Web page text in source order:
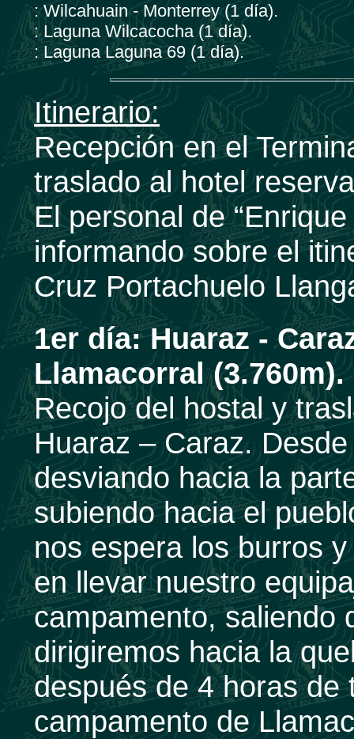
: Wilcahuain - Monterrey (1 día).
: Laguna Wilcacocha (1 día).
: Laguna Laguna 69 (1 día).
Itinerario:
Recepción en el
traslado al hotel
El personal de
informando sobre el
Cruz Portachuelo
1er día: Huaraz -
Llamacorral (3.760m).
Recojo del hostal y
Huaraz – Caraz.
desviando hacia la
subiendo hacia el
nos espera los burros
en llevar nuestro
campamento, saliendo
dirigiremos hacia la
después de 4 horas de
campamento de